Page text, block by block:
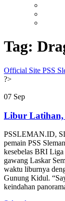
Tag:
Official Site PSS
?>
07 Sep
Libur Latihan,
PSSLEMAN.ID,
pemain PSS
kesebelas BRI
gawang Laskar
waktu liburnya
Gunung Kidul.
keindahan